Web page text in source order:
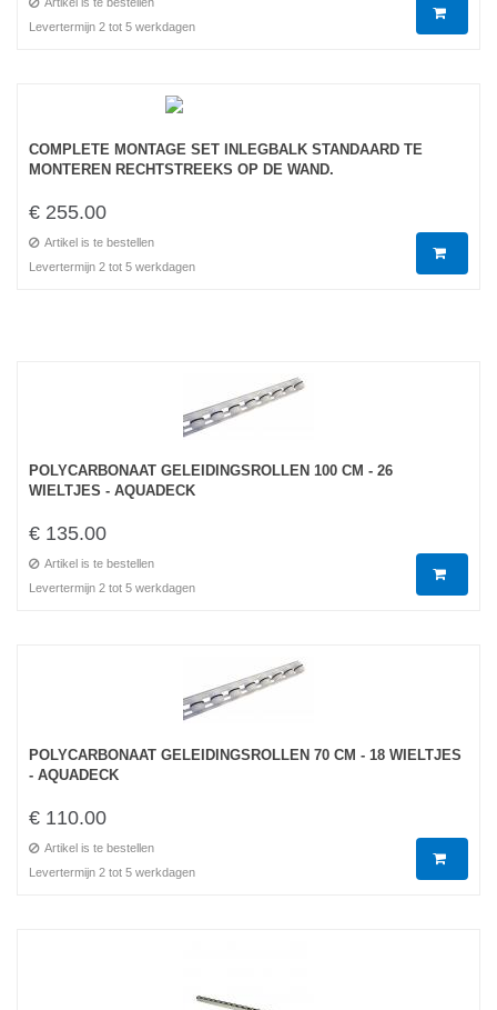
Levertermijn 2 tot 5 werkdagen
COMPLETE MONTAGE SET INLEGBALK STANDAARD TE
MONTEREN RECHTSTREEKS OP DE WAND.
€ 255.00
Artikel is te bestellen
Levertermijn 2 tot 5 werkdagen
POLYCARBONAAT GELEIDINGSROLLEN 100 CM - 26
WIELTJES - AQUADECK
€ 135.00
Artikel is te bestellen
Levertermijn 2 tot 5 werkdagen
POLYCARBONAAT GELEIDINGSROLLEN 70 CM - 18 WIELTJES
- AQUADECK
€ 110.00
Artikel is te bestellen
Levertermijn 2 tot 5 werkdagen